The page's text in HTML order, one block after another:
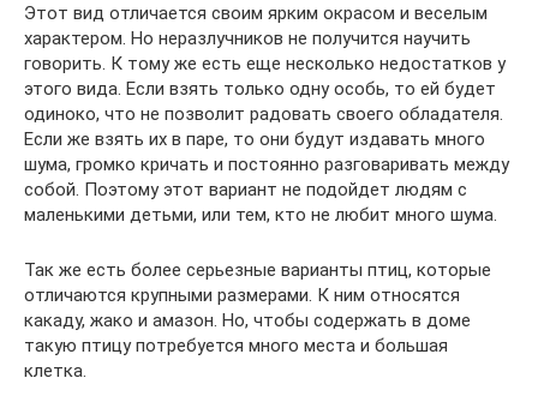
Этот вид отличается своим ярким окрасом и веселым
характером. Но неразлучников не получится научить
говорить. К тому же есть еще несколько недостатков у
этого вида. Если взять только одну особь, то ей будет
одиноко, что не позволит радовать своего обладателя.
Если же взять их в паре, то они будут издавать много
шума, громко кричать и постоянно разговаривать между
собой. Поэтому этот вариант не подойдет людям с
маленькими детьми, или тем, кто не любит много шума.
Так же есть более серьезные варианты птиц, которые
отличаются крупными размерами. К ним относятся
какаду, жако и амазон. Но, чтобы содержать в доме
такую птицу потребуется много места и большая
клетка.